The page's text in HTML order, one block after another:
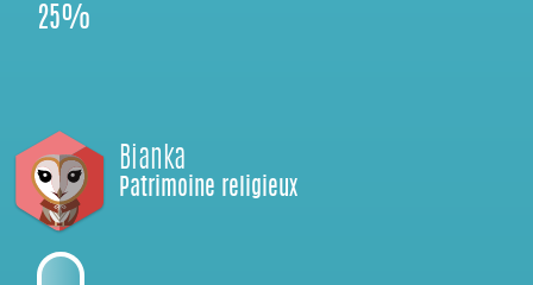
25%
Bianka
Patrimoine religieux